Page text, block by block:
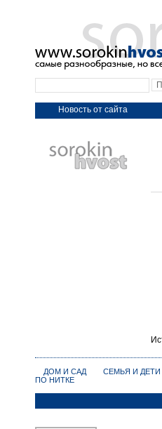
Новость от сайта
ДОМ И САД СЕМЬЯ И ДЕТИ
ПО НИТКЕ